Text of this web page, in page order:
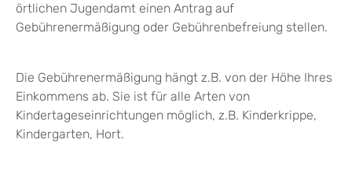
örtlichen Jugendamt einen Antrag auf
Gebührenermäßigung oder Gebührenbefreiung stellen.
Die Gebührenermäßigung hängt z.B. von der Höhe Ihres
Einkommens ab. Sie ist für alle Arten von
Kindertageseinrichtungen möglich, z.B. Kinderkrippe,
Kindergarten, Hort.